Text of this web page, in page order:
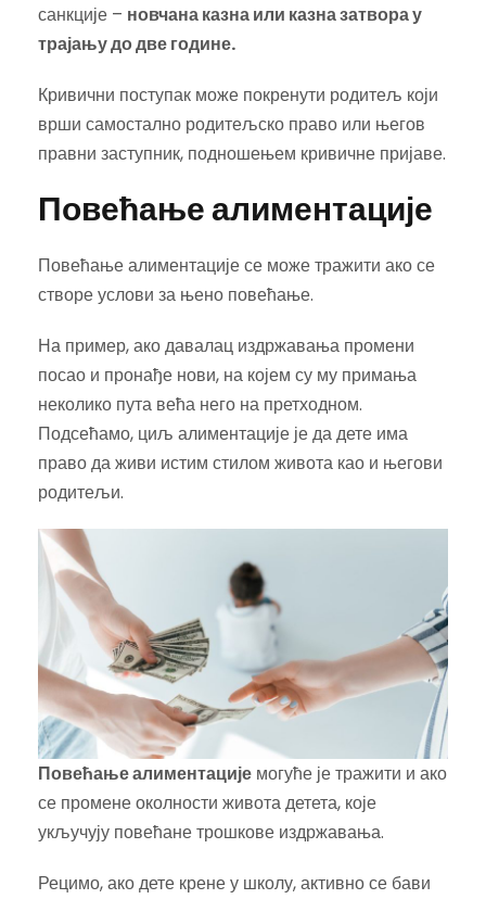
санкције – новчана казна или казна затвора у
трајању до две године.
Кривични поступак може покренути родитељ који
врши самостално родитељско право или његов
правни заступник, подношењем кривичне пријаве.
Повећање алиментације
Повећање алиментације се може тражити ако се
створе услови за њено повећање.
На пример, ако давалац издржавања промени
посао и пронађе нови, на којем су му примања
неколико пута већа него на претходном.
Подсећамо, циљ алиментације је да дете има
право да живи истим стилом живота као и његови
родитељи.
Повећање алиментације могуће је тражити и ако
се промене околности живота детета, које
укључују повећане трошкове издржавања.
Рецимо, ако дете крене у школу, активно се бави